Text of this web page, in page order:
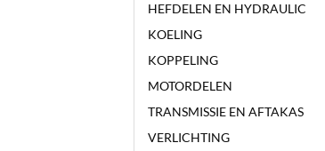
HEFDELEN EN HYDRAULIC
KOELING
KOPPELING
MOTORDELEN
TRANSMISSIE EN AFTAKAS
VERLICHTING